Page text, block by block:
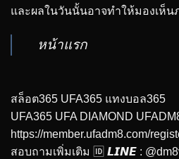
และผลในวันนั้นอาจทำให้มองเห็
หน้าแรก
สล็อต365 UFA365 แทงบอล365
UFA365 UFA DIAMOND
https://member.ufadm8.com/
สอบถามเพิ่มเติม 🆔 𝙇𝙄𝙉𝙀 :